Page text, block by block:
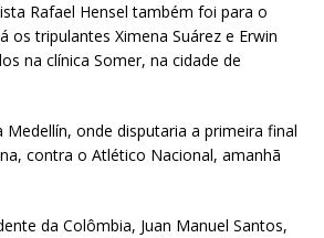
Rafael Hensel também foi para o
os tripulantes Ximena Suárez e Erwin
na clínica Somer, na cidade de
Medellín, onde disputaria a primeira final
contra o Atlético Nacional, amanhã
da Colômbia, Juan Manuel Santos,